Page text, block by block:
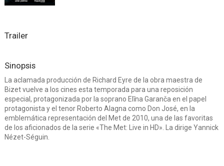
Trailer
Sinopsis
La aclamada producción de Richard Eyre de la obra maestra de
Bizet vuelve a los cines esta temporada para una reposición
especial, protagonizada por la soprano Elīna Garanča en el papel
protagonista y el tenor Roberto Alagna como Don José, en la
emblemática representación del Met de 2010, una de las favoritas
de los aficionados de la serie «The Met: Live in HD». La dirige Yannick
Nézet-Séguin.